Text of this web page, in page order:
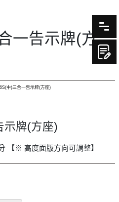
一告示牌(方
中)三合一告示牌(方座)
示牌(方座)
【※ 高度面版方向可調整】